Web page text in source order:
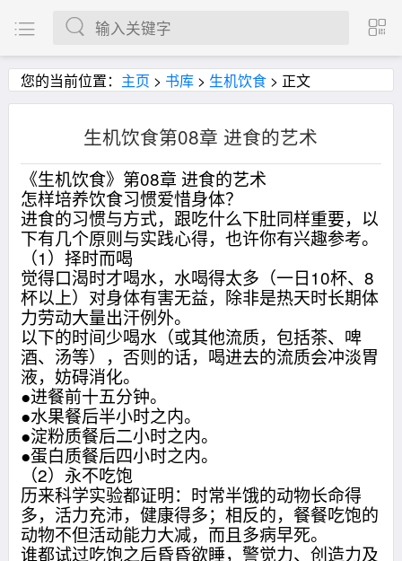
您的当前位置： 主页 > 书库 > 生机饮食 > 正文
生机饮食第08章 进食的艺术
《生机饮食》第08章 进食的艺术
怎样培养饮食习惯爱惜身体？
进食的习惯与方式，跟吃什么下肚同样重要，以
下有几个原则与实践心得，也许你有兴趣参考。
（1）择时而喝
觉得口渴时才喝水，水喝得太多（一日10杯、8
杯以上）对身体有害无益，除非是热天时长期体
力劳动大量出汗例外。
以下的时间少喝水（或其他流质，包括茶、啤
酒、汤等），否则的话，喝进去的流质会冲淡胃
液，妨碍消化。
●进餐前十五分钟。
●水果餐后半小时之内。
●淀粉质餐后二小时之内。
●蛋白质餐后四小时之内。
（2）永不吃饱
历来科学实验都证明：时常半饿的动物长命得
多，活力充沛，健康得多；相反的，餐餐吃饱的
动物不但活动能力大减，而且多病早死。
谁都试过吃饱之后昏昏欲睡，警觉力、创造力及